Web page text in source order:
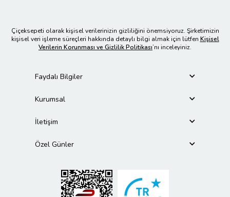
Çiçeksepeti olarak kişisel verilerinizin gizliliğini önemsiyoruz. Şirketimizin
kişisel veri işleme süreçleri hakkında detaylı bilgi almak için lütfen Kişisel
Verilerin Korunması ve Gizlilik Politikası’nı inceleyiniz.
Faydalı Bilgiler
Kurumsal
İletişim
Özel Günler